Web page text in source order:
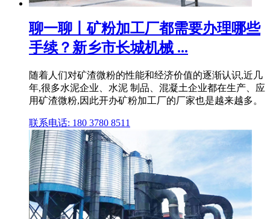
聊一聊丨矿粉加工厂都需要办理哪些
手续？新乡市长城机械 ...
随着人们对矿渣微粉的性能和经济价值的逐渐认识,近几
年,很多水泥企业、水泥 制品、混凝土企业都在生产、应
用矿渣微粉,因此开办矿粉加工厂的厂家也是越来越多。
联系电话: 180 3780 8511